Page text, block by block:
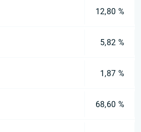
12,80 %
5,82 %
1,87 %
68,60 %